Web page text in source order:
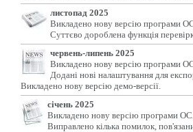
листопад 2025
Викладено нову версію програми
Суттєво дороблена функція
червень-липень 2025
Викладено нову версію програми
Додані нові налаштування для
Викладено нову версію демо-версії.
січень 2025
Викладено нову версію програми
Виправлено кілька помилок,